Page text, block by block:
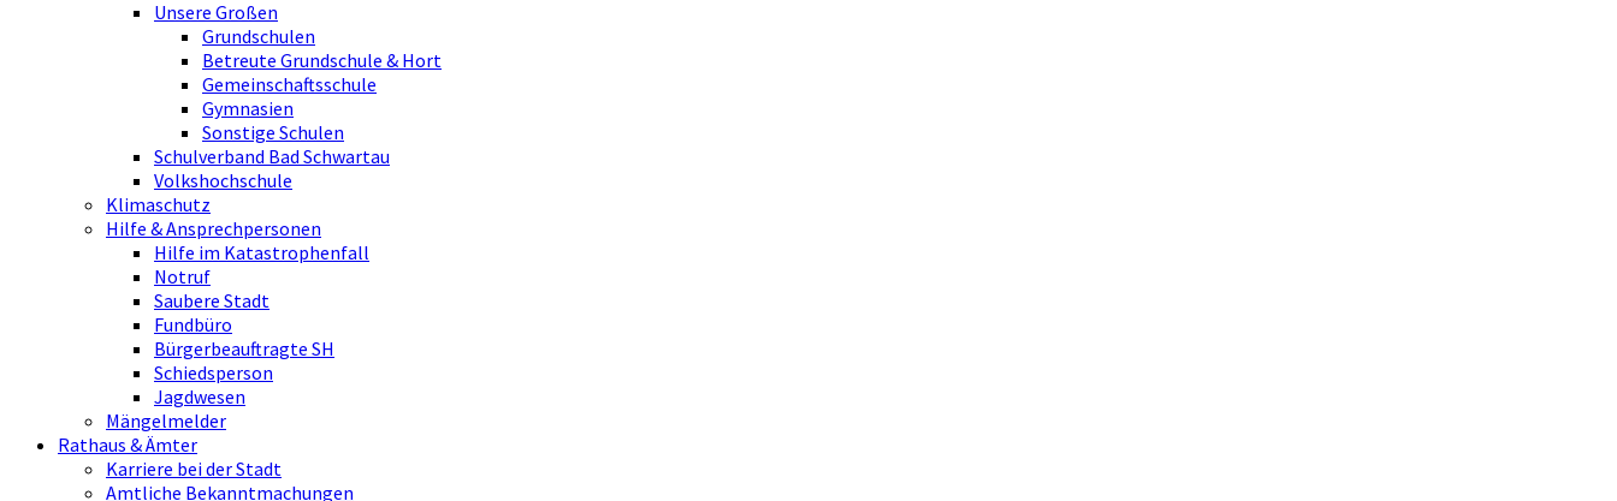
Unsere Großen
Grundschulen
Betreute Grundschule & Hort
Gemeinschaftsschule
Gymnasien
Sonstige Schulen
Schulverband Bad Schwartau
Volkshochschule
Klimaschutz
Hilfe & Ansprechpersonen
Hilfe im Katastrophenfall
Notruf
Saubere Stadt
Fundbüro
Bürgerbeauftragte SH
Schiedsperson
Jagdwesen
Mängelmelder
Rathaus & Ämter
Karriere bei der Stadt
Amtliche Bekanntmachungen